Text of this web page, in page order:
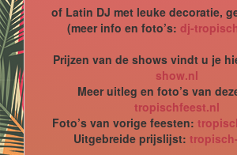
of Latin DJ met leuke decoratie,
(meer info en foto’s: dj-
Prijzen van de shows vindt u je
show.nl
Meer uitleg en foto’s van
tropischfeest.nl
Foto’s van vorige feesten:
Uitgebreide prijslijst: